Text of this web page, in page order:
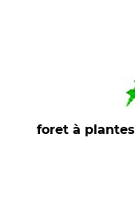
foret à